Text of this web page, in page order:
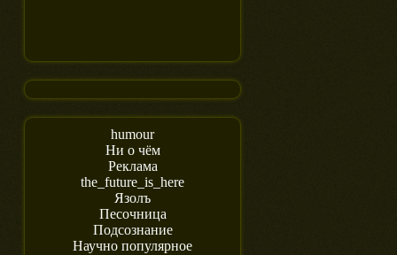
humour
Ни о чём
Реклама
the_future_is_here
Язолъ
Песочница
Подсознание
Научно популярное